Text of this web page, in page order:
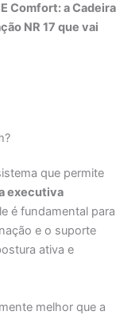
Comfort: a Cadeira
NR 17 que vai
que permite
executiva
é fundamental para
e o suporte
ativa e
melhor que a